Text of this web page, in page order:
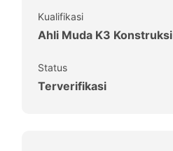
Kualifikasi
Ahli Muda K3 Konstruksi
Status
Terverifikasi